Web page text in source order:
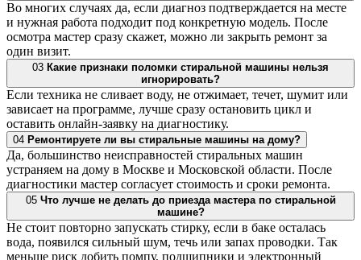
Во многих случаях да, если диагноз подтверждается на месте
и нужная работа подходит под конкретную модель. После
осмотра мастер сразу скажет, можно ли закрыть ремонт за
один визит.
03 Какие признаки поломки стиральной машины нельзя
игнорировать?
Если техника не сливает воду, не отжимает, течет, шумит или
зависает на программе, лучше сразу остановить цикл и
оставить онлайн-заявку на диагностику.
04 Ремонтируете ли вы стиральные машины на дому?
Да, большинство неисправностей стиральных машин
устраняем на дому в Москве и Московской области. После
диагностики мастер согласует стоимость и сроки ремонта.
05 Что лучше не делать до приезда мастера по стиральной
машине?
Не стоит повторно запускать стирку, если в баке осталась
вода, появился сильный шум, течь или запах проводки. Так
меньше риск добить помпу, подшипники и электронный